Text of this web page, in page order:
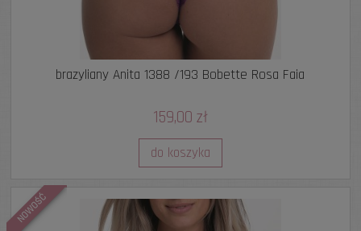
brazyliany Anita 1388 /193 Bobette Rosa Faia
159,00 zł
do koszyka
NOWOŚĆ